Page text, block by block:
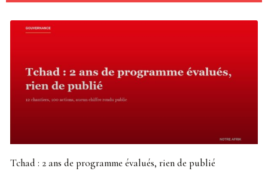
Tchad : 2 ans de programme évalués, rien de publié